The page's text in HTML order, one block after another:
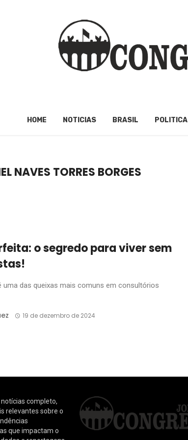
HOME NOTICIAS BRASIL POLITICA
NAVES TORRES BORGES
o segredo para viver sem
uma das queixas mais comuns em consultórios
19 de dezembro de 2024
completo,
relevantes sobre o
que impactam o